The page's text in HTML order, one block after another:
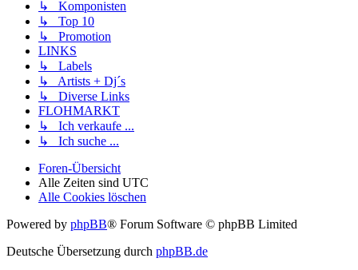
↳ Komponisten
↳ Top 10
↳ Promotion
LINKS
↳ Labels
↳ Artists + Dj´s
↳ Diverse Links
FLOHMARKT
↳ Ich verkaufe ...
↳ Ich suche ...
Foren-Übersicht
Alle Zeiten sind UTC
Alle Cookies löschen
Powered by phpBB® Forum Software © phpBB Limited
Deutsche Übersetzung durch phpBB.de